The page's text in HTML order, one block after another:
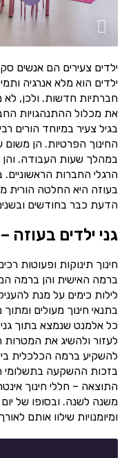
ילדים צעירים הם אנשים
ילדים הוא מלא אנרגיה
חברתיות חדשות. ולכן, לא
את מכלול ההתנהגויות
בגיל צעיר במיוחד הורים
החינוך הפרטיות. הן משום
במהלך שעות העבודה. והן
הרגלי החברות הראשוניים.
בעוזה היא החלטה הורית
הדעת כבר בחודשים
גני ילדים
חינוך תינוקות ופעוטות
ברמה האישית והן ברמה
לילות כימים על מנת
בתנאי חינוך מעולים
כל אלמנט שנמצא בתוך
לעזור ולהשיג את המטרות
להשקיע ברמה הכלכלית
בזכות ההשקעה בתשלומי
התוצאה – חללי חינוך
משנה לשנה. ובסופו של
ומיומנויות שילוו אותם